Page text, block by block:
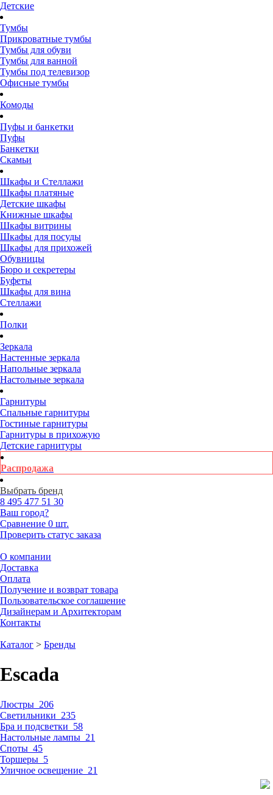
Детские
Тумбы
Прикроватные тумбы
Тумбы для обуви
Тумбы для ванной
Тумбы под телевизор
Офисные тумбы
Комоды
Пуфы и банкетки
Пуфы
Банкетки
Скамьи
Шкафы и Стеллажи
Шкафы платяные
Детские шкафы
Книжные шкафы
Шкафы витрины
Шкафы для посуды
Шкафы для прихожей
Обувницы
Бюро и секретеры
Буфеты
Шкафы для вина
Стеллажи
Полки
Зеркала
Настенные зеркала
Напольные зеркала
Настольные зеркала
Гарнитуры
Спальные гарнитуры
Гостиные гарнитуры
Гарнитуры в прихожую
Детские гарнитуры
Распродажа
Выбрать бренд
8 495 477 51 30
Ваш город?
Сравнение 0 шт.
Проверить статус заказа
О компании
Доставка
Оплата
Получение и возврат товара
Пользовательское соглашение
Дизайнерам и Архитекторам
Контакты
Каталог > Бренды
Escada
Люстры 206
Светильники 235
Бра и подсветки 58
Настольные лампы 21
Споты 45
Торшеры 5
Уличное освещение 21